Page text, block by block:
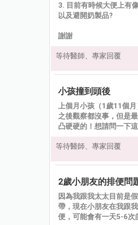
3. 目前有時候大便上有
以及避開奶製品?
謝謝
等待醫師、專家回覆
小孩撞到頭後
上個月小孩（1歲11個
之後觀察都沒事，但是
凸硬硬的！想請問一下
等待醫師、專家回覆
2歲小朋友的排便問
因為我跟我太太目前是
帶，現在小朋友在我跟
便，可能會有一天5-6次